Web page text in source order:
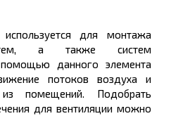
для монтажа
а также систем
данного элемента
потоков воздуха и
из помещений. Подобрать
для вентиляции можно